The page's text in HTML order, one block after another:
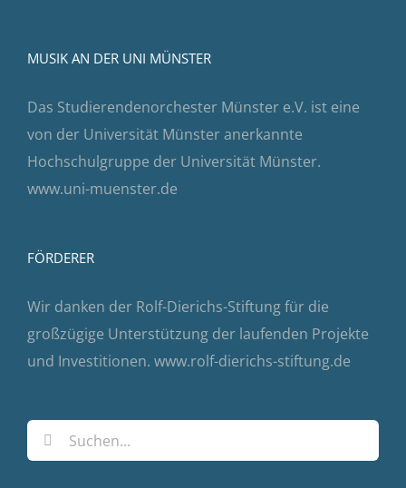
MUSIK AN DER UNI MÜNSTER
Das Studierendenorchester Münster e.V. ist eine
von der Universität Münster anerkannte
Hochschulgruppe der Universität Münster.
www.uni-muenster.de
FÖRDERER
Wir danken der Rolf-Dierichs-Stiftung für die
großzügige Unterstützung der laufenden Projekte
und Investitionen. www.rolf-dierichs-stiftung.de
Suche
nach: